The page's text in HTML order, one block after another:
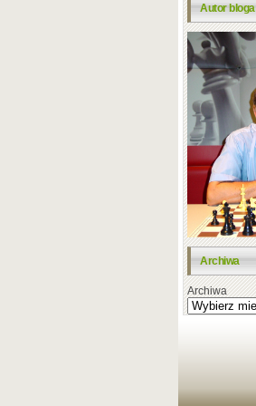
Autor bloga
Archiwa
Archiwa